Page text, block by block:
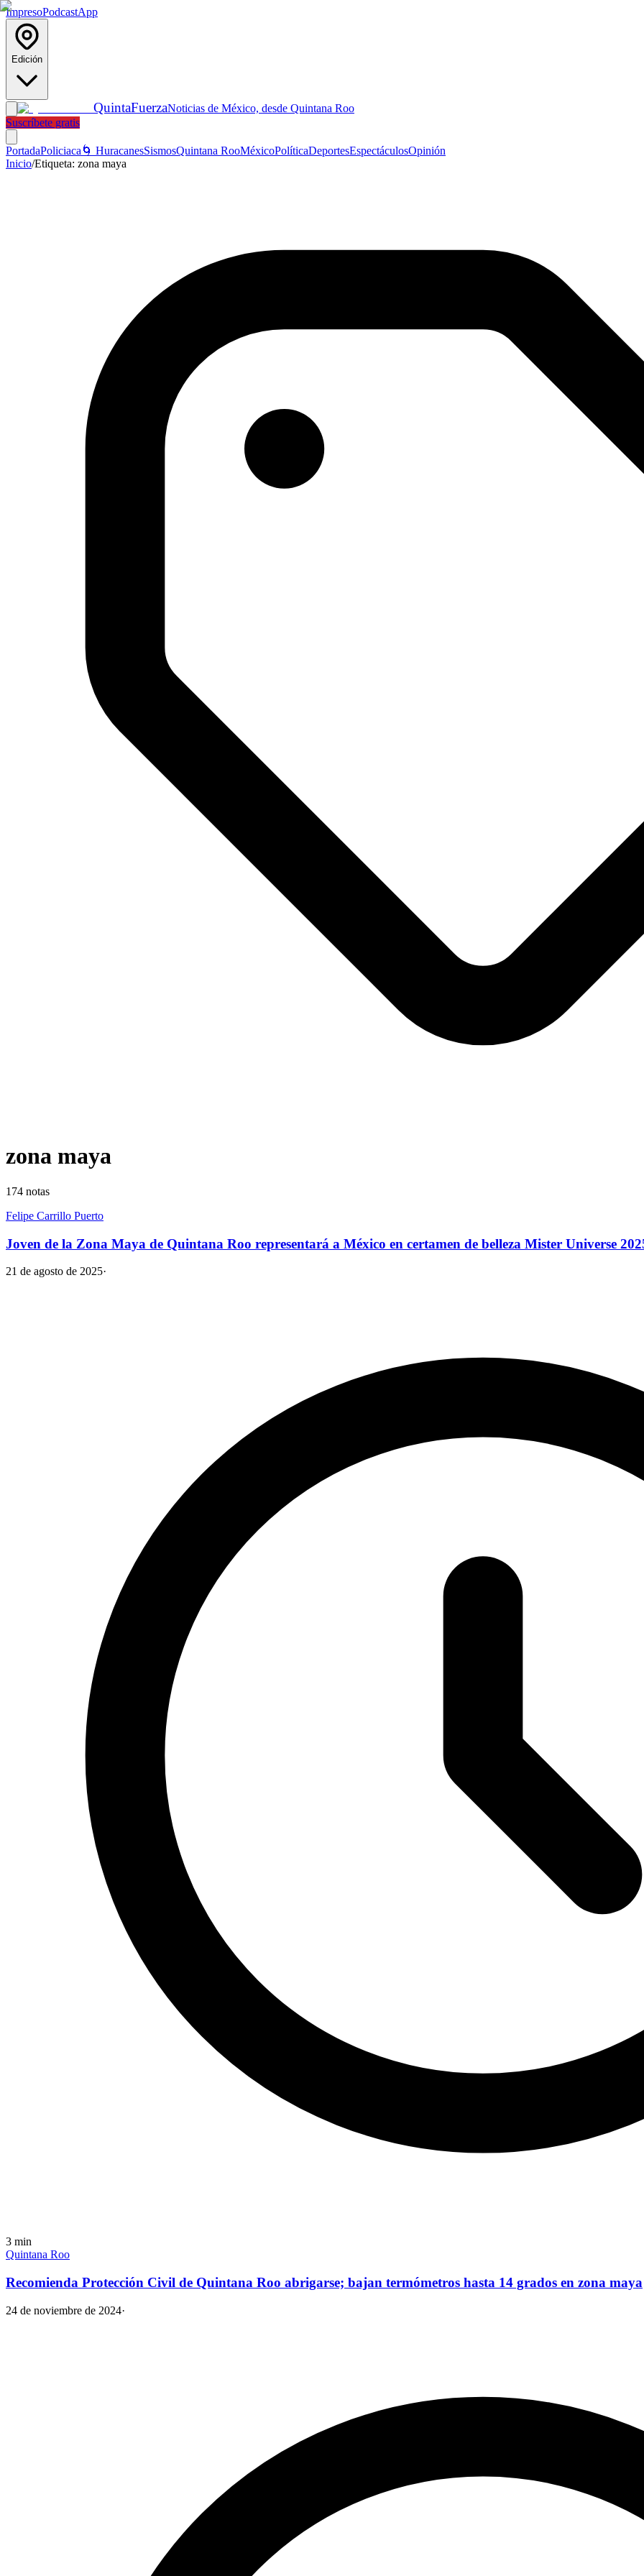
ImpresoPodcastApp
Edición
QuintaFuerzaNoticias de México, desde Quintana Roo
Suscríbete gratis
PortadaPoliciaca 🌀 HuracanesSismosQuintana RooMéxicoPolíticaDeportesEspectáculosOpinión
Inicio/Etiqueta: zona maya
zona maya
174 notas
Felipe Carrillo Puerto
Joven de la Zona Maya de Quintana Roo representará a México en certamen de belleza Mister Universe
21 de agosto de 2025·
3 min
Quintana Roo
Recomienda Protección Civil de Quintana Roo abrigarse; bajan termómetros hasta 14 grados en zona maya
24 de noviembre de 2024·